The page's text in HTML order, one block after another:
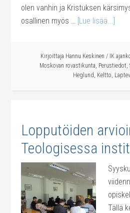
olen vanhin ja Kristuksen
osallinen myös … [Lue lisää...]
Kirjoittaja Hannu Keskinen / IK
Moskovan rovastikunta, Perustiedot,
Heglund, Keltto, Laptev
Lopputöiden
Teologisessa
Tällä